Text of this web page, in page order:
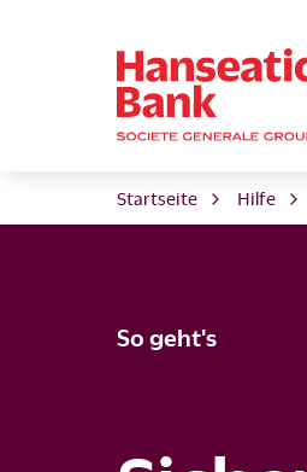
Startseite Hilfe
So geht's